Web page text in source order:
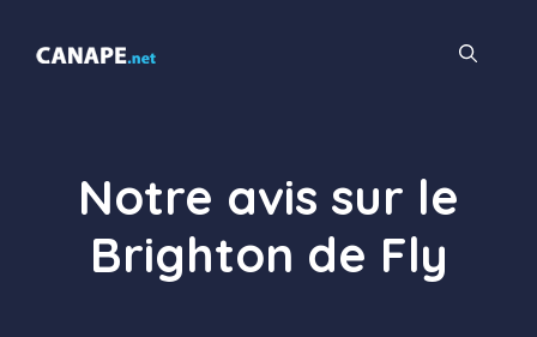
contenu
Notre avis sur le
Brighton de Fly